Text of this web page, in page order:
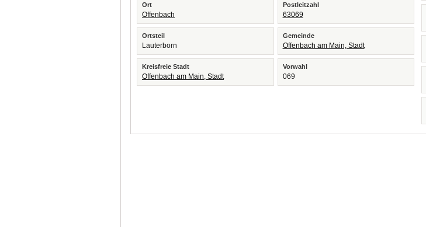
Ort
Offenbach
Postleitzahl
63069
Ortsteil
Lauterborn
Gemeinde
Offenbach am Main, Stadt
Kreisfreie Stadt
Offenbach am Main, Stadt
Vorwahl
069